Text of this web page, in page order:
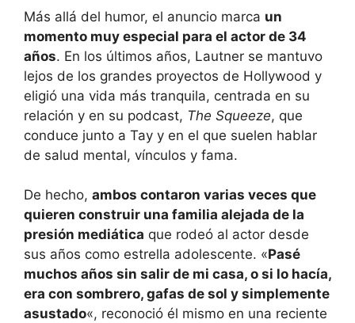
Más allá del humor, el anuncio marca un
momento muy especial para el actor de 34
años. En los últimos años, Lautner se mantuvo
lejos de los grandes proyectos de Hollywood y
eligió una vida más tranquila, centrada en su
relación y en su podcast, The Squeeze, que
conduce junto a Tay y en el que suelen hablar
de salud mental, vínculos y fama.
De hecho, ambos contaron varias veces que
quieren construir una familia alejada de la
presión mediática que rodeó al actor desde
sus años como estrella adolescente. «Pasé
muchos años sin salir de mi casa, o si lo hacía,
era con sombrero, gafas de sol y simplemente
asustado«, reconoció él mismo en una reciente